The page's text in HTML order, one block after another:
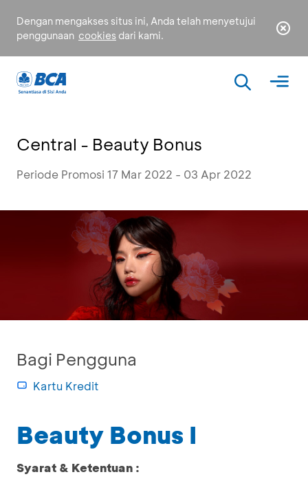
Dengan mengakses situs ini, Anda telah menyetujui
penggunaan cookies dari kami.
Central - Beauty Bonus
Periode Promosi 17 Mar 2022 - 03 Apr 2022
Bagi Pengguna
Kartu Kredit
Beauty Bonus I
Syarat & Ketentuan :